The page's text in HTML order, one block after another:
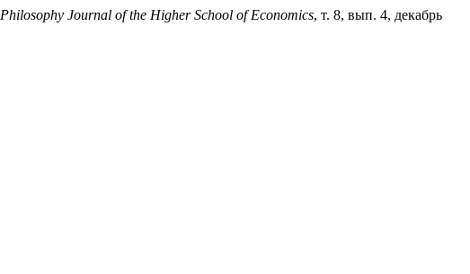
Philosophy Journal of the Higher School of Economics, т. 8, вып. 4, декабрь